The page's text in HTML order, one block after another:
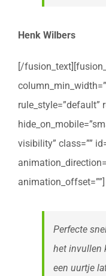
Henk Wilbers
[/
rule_style=”default”
visibility” class=””
animation_offset=””]
Perfecte
het invullen
een uurtje